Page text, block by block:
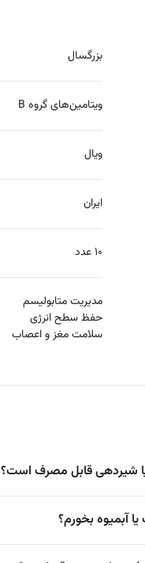
بزرگسال
ویتامین‌های گروه B
ویال
ایران
۱۰ عدد
مدیریت متابولیسم
حفظ سطح انرژی
سلامت مغز و اعصاب
شیردهی قابل مصرف است؟
آبمیوه بخورم؟